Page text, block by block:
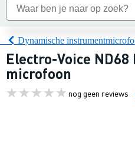
Dynamische
Electro-Voice
microfoon
nog geen reviews